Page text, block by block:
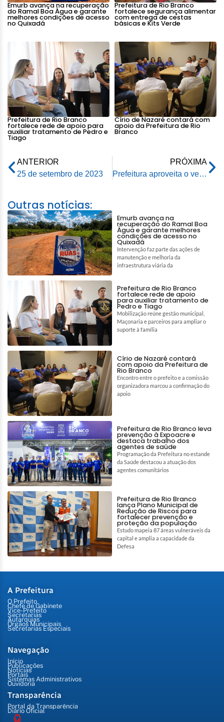
Emurb avança na recuperação
do Ramal Boa Água e garante
melhores condições de acesso
no Quixadá
Prefeitura de Rio Branco
fortalece segurança alimentar
com entrega de cestas
básicas e Kits Verde
Prefeitura de Rio Branco
fortalece rede de apoio para
auxiliar tratamento de Pedro e
Tiago
Círio de Nazaré contará com
apoio da Prefeitura de Rio
Branco
ANTERIOR
25 de setembro de 2023
PRÓXIMA
Prefeitura aproveita o verão e realiza novas obras todos os dias
Outras notícias:
Emurb avança na
recuperação do Ramal Boa
Água e garante melhores
condições de acesso no
Quixadá
Intervenção faz parte das ações de
manutenção e melhoria da
infraestrutura viária da
Prefeitura de Rio Branco
fortalece rede de apoio
para auxiliar tratamento de
Pedro e Tiago
Mobilização reúne gestão municipal,
Maçonaria e parceiros para ampliar o
suporte à família
Círio de Nazaré contará
com apoio da Prefeitura de
Rio Branco
Encontro entre o prefeito e a comissão
organizadora marcou a confirmação do
apoio
Prefeitura de Rio Branco leva
prevenção à Expoacre e
destaca trabalho dos
agentes de saúde
Programação da Prefeitura no estande
da Saúde destacou a atuação dos
agentes comunitários
Prefeitura de Rio Branco
lança Plano Municipal de
Redução de Riscos para
fortalecer prevenção e
proteção da população
Estudo mapeia 87 áreas vulneráveis da
capital e amplia a capacidade da
Defesa
A Prefeitura
O Prefeito
Chefe de Gabinete
Vice-Prefeito
Secretarias
Autarquias
Órgãos Municipais
Secretarias Especiais
Navegação
Início
Publicações
Notícias
Portais
Sistemas Administrativos
Ouvidoria
Transparência
Portal da Transparência
Diário Oficial